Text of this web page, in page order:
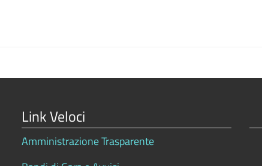
Link Veloci
Amministrazione Trasparente